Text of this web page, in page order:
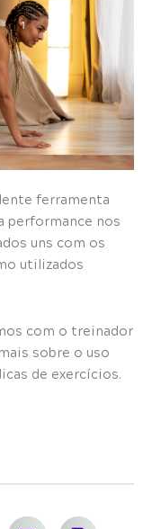
ferramenta
performance nos
uns com os
utilizados
com o treinador
sobre o uso
de exercícios.